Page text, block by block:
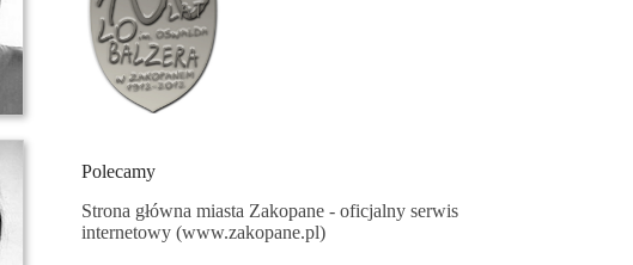
Polecamy
Strona główna miasta Zakopane - oficjalny serwis
internetowy (www.zakopane.pl)